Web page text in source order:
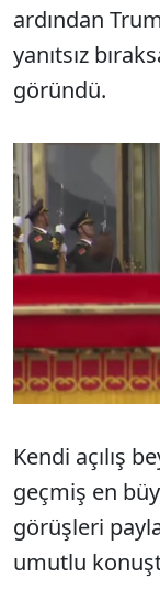
ardından
yanıtsız
göründü.
Kendi açılış
geçmiş en
görüşleri
umutlu